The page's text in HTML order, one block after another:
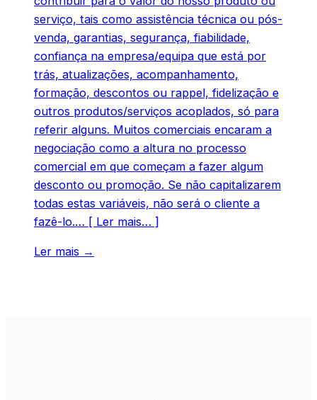
serviço, tais como assistência técnica ou pós-
venda, garantias, segurança, fiabilidade,
confiança na empresa/equipa que está por
trás, atualizações, acompanhamento,
formação, descontos ou rappel, fidelização e
outros produtos/serviços acoplados, só para
referir alguns. Muitos comerciais encaram a
negociação como a altura no processo
comercial em que começam a fazer algum
desconto ou promoção. Se não capitalizarem
todas estas variáveis, não será o cliente a
fazê-lo.… [ Ler mais… ]
Ler mais →